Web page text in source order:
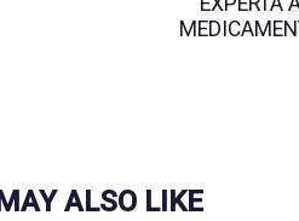
ALSO LIKE